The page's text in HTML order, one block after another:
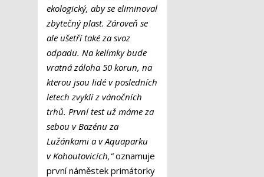
ekologický, aby se eliminoval
zbytečný plast. Zároveň se
ale ušetří také za svoz
odpadu. Na kelímky bude
vratná záloha 50 korun, na
kterou jsou lidé v posledních
letech zvyklí z vánočních
trhů. První test už máme za
sebou v Bazénu za
Lužánkami a v Aquaparku
v Kohoutovicích,“oznamuje
první náměstek primátorky